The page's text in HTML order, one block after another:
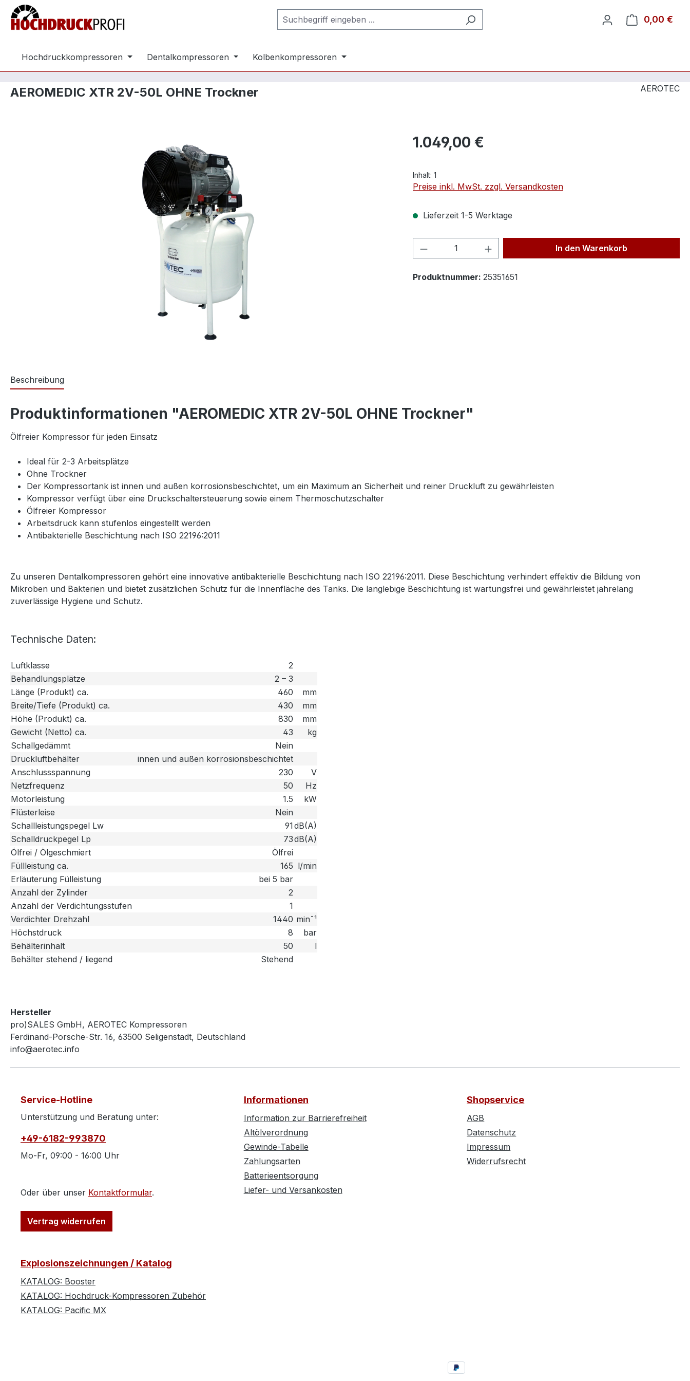
Hauptinhalt springen
Zur Suche springen
Zur Hauptnavigation springen
0,00 €
Hochdruckkompressoren Dentalkompressoren Kolbenkompressoren
AEROMEDIC XTR 2V-50L OHNE Trockner AEROTEC
1.049,00 €
Inhalt: 1
Preise inkl. MwSt. zzgl. Versandkosten
Lieferzeit 1-5 Werktage
Produkt Anzahl: Gib den gewünschten Wert
In den Warenkorb
Produktnummer: 25351651
Beschreibung
Produktinformationen "AEROMEDIC XTR 2V-50L OHNE Trockner"
Ölfreier Kompressor für jeden Einsatz
Ideal für 2-3 Arbeitsplätze
Ohne Trockner
Der Kompressortank ist innen und außen korrosionsbeschichtet, um ein Maximum an Sicherheit und reiner Druckluft zu gewährleisten
Kompressor verfügt über eine Druckschaltersteuerung sowie einem Thermoschutzschalter
Ölfreier Kompressor
Arbeitsdruck kann stufenlos eingestellt werden
Antibakterielle Beschichtung nach ISO 22196:2011
Zu unseren Dentalkompressoren gehört eine innovative antibakterielle Beschichtung nach ISO 22196:2011. Diese Beschichtung verhindert effektiv die Bildung von
Mikroben und Bakterien und bietet zusätzlichen Schutz für die Innenfläche des Tanks. Die langlebige Beschichtung ist wartungsfrei und gewährleistet jahrelang
zuverlässige Hygiene und Schutz.
Technische Daten:
Luftklasse
2
Behandlungsplätze
2 – 3
Länge (Produkt) ca.
460
mm
Breite/Tiefe (Produkt) ca.
430
mm
Höhe (Produkt) ca.
830
mm
Gewicht (Netto) ca.
43
kg
Schallgedämmt
Nein
Druckluftbehälter
innen und außen korrosionsbeschichtet
Anschlussspannung
230
V
Netzfrequenz
50
Hz
Motorleistung
1.5
kW
Flüsterleise
Nein
Schallleistungspegel Lw
91dB(A)
Schalldruckpegel Lp
73dB(A)
Ölfrei / Ölgeschmiert
Ölfrei
Füllleistung ca.
165 l/min
Erläuterung Fülleistung
bei 5 bar
Anzahl der Zylinder
2
Anzahl der Verdichtungsstufen
1
Verdichter Drehzahl
1440 min¯¹
Höchstdruck
8
bar
Behälterinhalt
50
l
Behälter stehend / liegend
Stehend
Hersteller
pro)SALES GmbH, AEROTEC Kompressoren
Ferdinand-Porsche-Str. 16, 63500 Seligenstadt, Deutschland
info@aerotec.info
Service-Hotline
Unterstützung und Beratung unter:
+49-6182-993870
Mo-Fr, 09:00 - 16:00 Uhr
Oder über unser Kontaktformular.
Vertrag widerrufen
Informationen
Information zur Barrierefreiheit
Altölverordnung
Gewinde-Tabelle
Zahlungsarten
Batterieentsorgung
Liefer- und Versankosten
Shopservice
AGB
Datenschutz
Impressum
Widerrufsrecht
Explosionszeichnungen / Katalog
KATALOG: Booster
KATALOG: Hochdruck-Kompressoren Zubehör
KATALOG: Pacific MX